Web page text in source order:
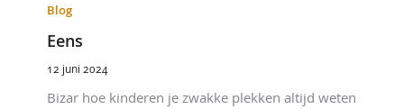
Blog
Eens
12 juni 2024
Bizar hoe kinderen je zwakke plekken altijd weten